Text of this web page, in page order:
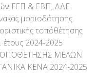
ΕΕΠ & ΕΒΠ_ΔΔΕ
μοριοδότησης
τοπόθέτησης
2024-2025
ΜΕΛΩΝ
ΚΕΝΑ 2024-2025